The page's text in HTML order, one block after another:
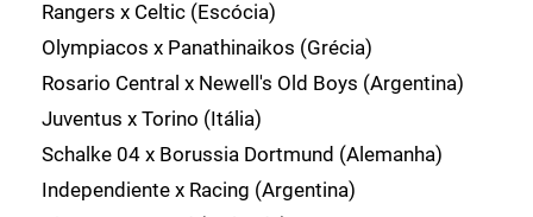
Rangers x Celtic (Escócia)
Olympiacos x Panathinaikos (Grécia)
Rosario Central x Newell's Old Boys (Argentina)
Juventus x Torino (Itália)
Schalke 04 x Borussia Dortmund (Alemanha)
Independiente x Racing (Argentina)